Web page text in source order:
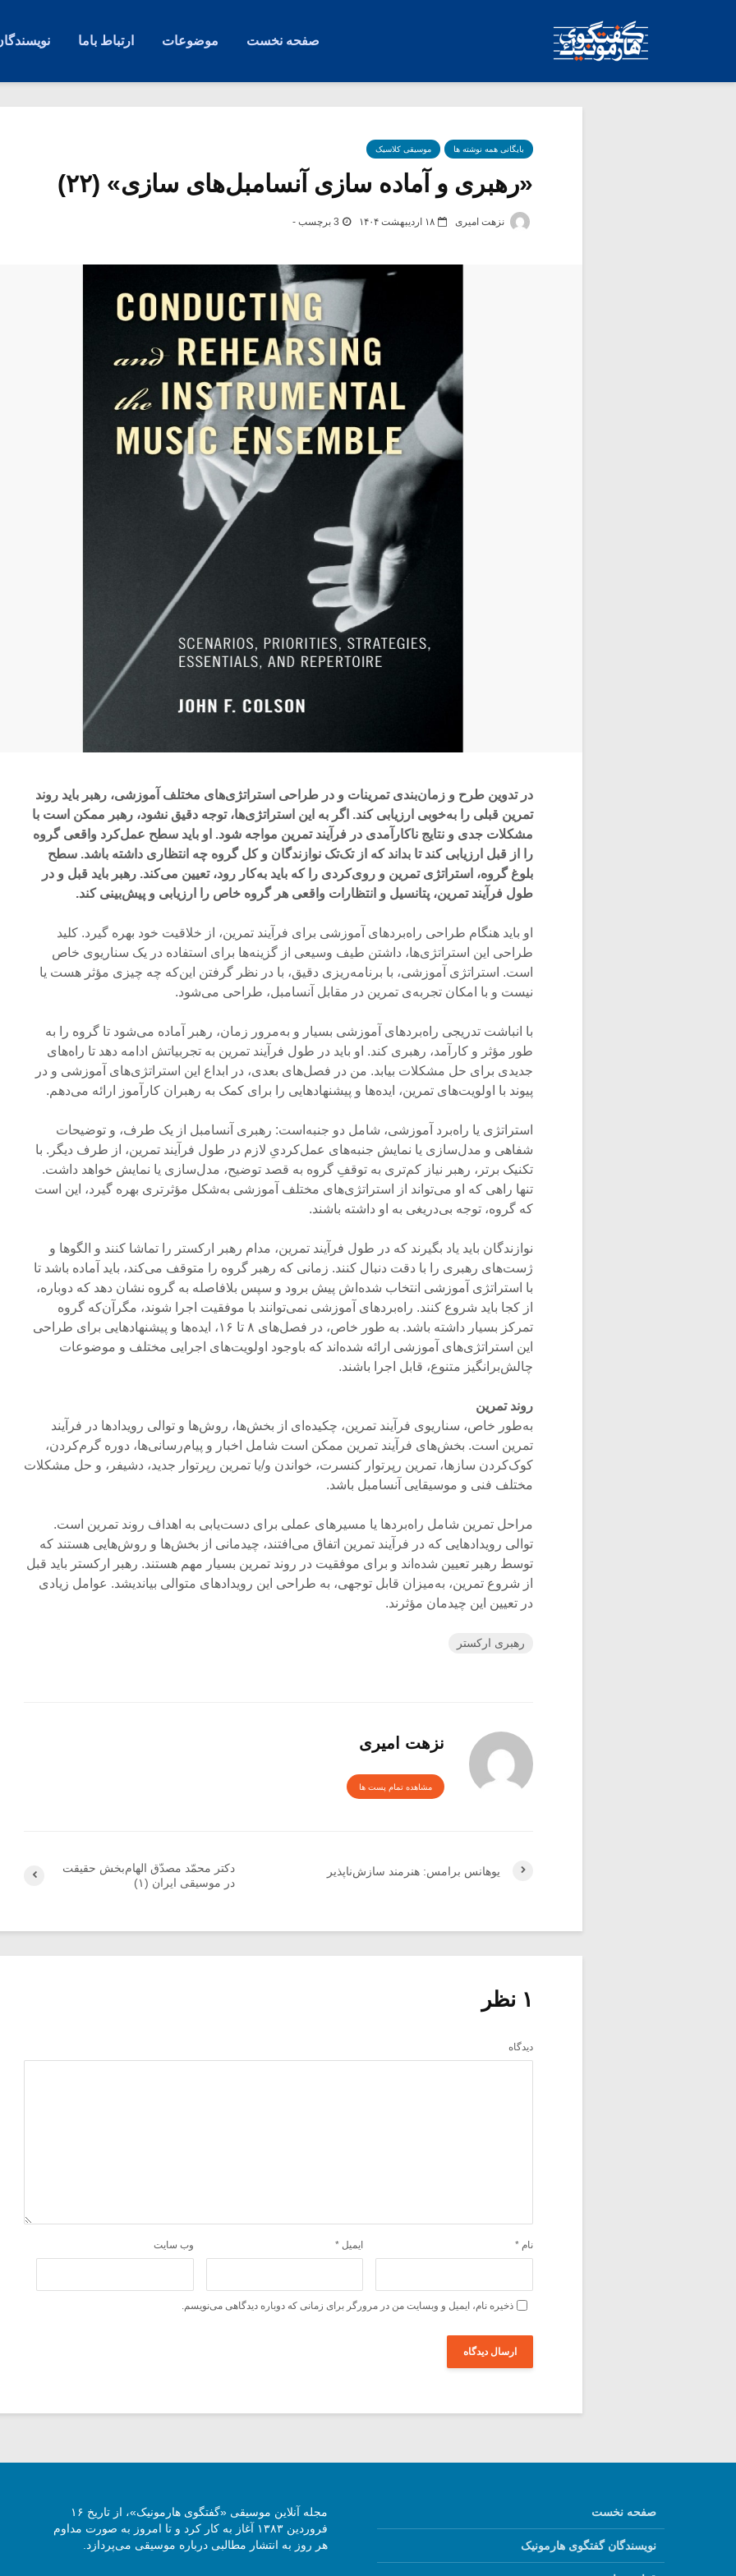
صفحه نخست موضوعات ارتباط باما
بایگانی همه نوشته ها موسیقی کلاسیک
«رهبری و آماده سازی آنسامبل‌های سازی» (۲۲)
نزهت امیری ۱۸ اردیبهشت ۱۴۰۴ 3 برچسب -
در تدوین طرح و زمان‌بند‌ی تمرینات و در طراحی استراتژی‌های مختلف آموزشی، رهبر باید روند
تمرین قبلی را به‌خوبی ارزیابی کند. اگر به این استراتژی‌ها، توجه دقیق نشود، رهبر ممکن است با
مشکلات جدی و نتایج ناکارآمدی در فرآیند تمرین مواجه شود. او باید سطح عمل‌کرد واقعی گروه
را از قبل ارزیابی کند تا بداند که از تک‌تک نوازندگان و کل گروه چه انتظاری داشته باشد. سطح
بلوغ گروه، استراتژی تمرین و روی‌کردی را که باید به‌کار رود، تعیین می‌کند. رهبر باید قبل و در
طول فرآیند تمرین، پتانسیل و انتظارات واقعی هر گروه خاص را ارزیابی و پیش‌بینی کند.
او باید هنگام طراحی راه‌بردهای آموزشی برای فرآیند تمرین، از خلاقیت خود بهره گیرد. کلید
طراحی این استراتژی‌ها، داشتن طیف وسیعی از گزینه‌ها برای استفاده در یک سناریوی خاص
است. استراتژی‌ آموزشی، با برنامه‌ریزی دقیق، با در نظر گرفتن این‌که چه چیزی مؤثر هست یا
نیست و با امکان تجربه‌ی تمرین در مقابل آنسامبل، طراحی می‌شود.
با انباشت تدریجی راه‌بردهای آموزشی بسیار و به‌مرور زمان، رهبر آماده می‌شود تا گروه را به
طور مؤثر و کارآمد، رهبری کند. او باید در طول فرآیند تمرین به تجربیاتش ادامه دهد تا راه‌های
جدیدی برای حل مشکلات بیابد. من در فصل‌های بعدی، در ابداع این استراتژی‌های آموزشی و در
پیوند با اولویت‌های تمرین، ایده‌ها و پیشنهادهایی را برای کمک به رهبران کارآموز ارائه می‌دهم.
استراتژی یا راه‌برد آموزشی، شامل دو جنبه‌است: رهبری آنسامبل از یک طرف، و توضیحات
شفاهی و مدل‌سازی یا نمایش جنبه‌های عمل‌کردیِ لازم در طول فرآیند تمرین، از طرف دیگر. با
تکنیک برتر، رهبر نیاز کم‌تری به توقفِ گروه به قصد توضیح، مدل‌سازی یا نمایش خواهد داشت.
تنها راهی که او می‌تواند از استراتژی‌های مختلف آموزشی به‌شکل مؤثرتری بهره گیرد، این است
که گروه، توجه بی‌دریغی به او داشته باشند.
نوازندگان باید یاد بگیرند که در طول فرآیند تمرین، مدام رهبر ارکستر را تماشا کنند و الگوها و
ژست‌های رهبری را با دقت دنبال کنند. زمانی که رهبر گروه را متوقف می‌کند، باید آماده باشد تا
با استراتژی آموزشی انتخاب شده‌اش پیش برود و سپس بلافاصله به گروه نشان دهد که دوباره،
از کجا باید شروع کنند. راه‌بردهای آموزشی نمی‌توانند با موفقیت اجرا شوند، مگرآن‌که گروه
تمرکز بسیار داشته باشد. به طور خاص، در فصل‌های ۸ تا ۱۶، ایده‌ها و پیشنهاد‌هایی برای طراحی
این استراتژی‌های آموزشی ارائه شده‌اند که باوجود اولویت‌های اجرایی مختلف و موضوعات
چالش‌برانگیز متنوع، قابل اجرا باشند.
روند تمرین
به‌طور خاص، سناریوی فرآیند تمرین، چکیده‌ای از بخش‌ها، روش‌ها و توالی رویدادها در فرآیند
تمرین است. بخش‌های فرآیند تمرین ممکن است شامل اخبار و پیام‌رسانی‌ها، دوره‌ گرم‌کردن،
کوک‌کردن سازها، تمرین رپرتوار کنسرت، خواندن و/یا تمرین رپرتوار جدید، دشیفر، و حل مشکلات
مختلف فنی و موسیقایی آنسامبل باشد.
مراحل تمرین شامل راه‌بردها یا مسیرهای عملی برای دست‌یابی به اهداف روند تمرین است.
توالی رویدادهایی که در فرآیند تمرین اتفاق می‌افتند، چیدمانی از بخش‌ها و روش‌هایی هستند که
توسط رهبر تعیین شده‌اند و برای موفقیت در روند تمرین بسیار مهم هستند. رهبر ارکستر باید قبل
از شروع تمرین، به‌میزان قابل توجهی، به طراحی این رویدادهای متوالی بیاندیشد. عوامل زیادی
در تعیین این چیدمان مؤثرند.
رهبری ارکستر
نزهت امیری
مشاهده تمام پست ها
دکتر محمّد‌ مصدّق الهام‌بخش حقیقت
در موسیقی ایران (۱)
یوهانس برامس: هنرمند سازش‌ناپذیر
۱ نظر
دیدگاه
نام * ایمیل * وب‌ سایت
ذخیره نام، ایمیل و وبسایت من در مرورگر برای زمانی که دوباره دیدگاهی می‌نویسم.
صفحه نخست
نویسندگان گفتگوی هارمونیک
مجله آنلاین موسیقی «گفتگوی هارمونیک»، از تاریخ ۱۶
فروردین ۱۳۸۳ آغاز به کار کرد و تا امروز به صورت مداوم
هر روز به انتشار مطالبی درباره موسیقی می‌پردازد.